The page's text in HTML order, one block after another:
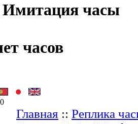
Имитация часы
часов
Главная :: Реплика